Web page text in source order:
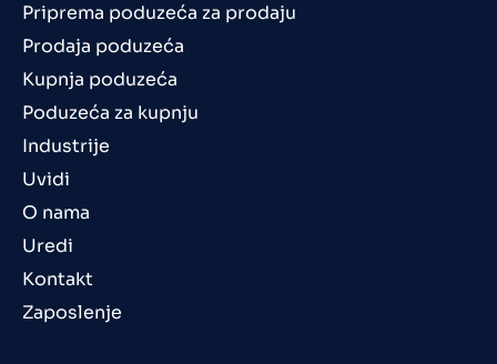
Priprema poduzeća za prodaju
Prodaja poduzeća
Kupnja poduzeća
Poduzeća za kupnju
Industrije
Uvidi
O nama
Uredi
Kontakt
Zaposlenje